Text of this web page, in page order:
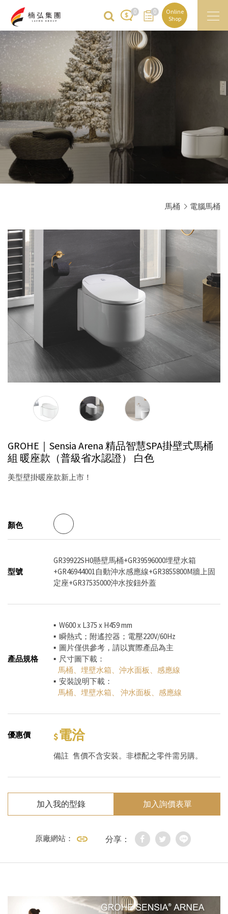
0 0
Online
Shop
馬桶 電腦馬桶
GROHE｜Sensia Arena 精品智慧SPA掛壁式馬桶
組 暖座款（普級省水認證） 白色
美型壁掛暖座款新上市！
顏色
型號
GR39922SH0懸壁馬桶+GR39596000埋壁水箱
+GR46944001自動沖水感應線+GR3855800M牆上固
定座+GR37535000沖水按鈕外蓋
產品規格
▪ W600 x L375 x H459 mm
▪ 瞬熱式；附遙控器；電壓220V/60Hz
▪ 圖片僅供參考，請以實際產品為主
▪ 尺寸圖下載：
馬桶、 埋壁水箱、 沖水面板 、 感應線
▪ 安裝說明下載：
馬桶、 埋壁水箱、 沖水面板 、 感應線
優惠價 電洽
備註 售價不含安裝。非標配之零件需另購。
加入我的型錄 加入詢價表單
原廠網站： 分享：